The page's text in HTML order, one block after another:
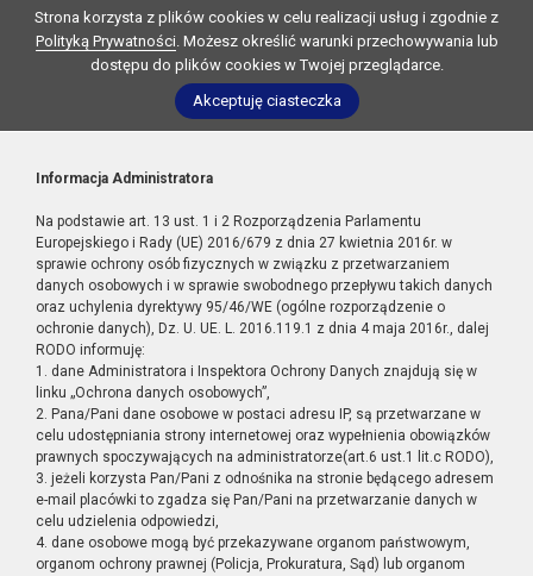
Strona korzysta z plików cookies w celu realizacji usług i zgodnie z
Polityką Prywatności. Możesz określić warunki przechowywania lub
dostępu do plików cookies w Twojej przeglądarce.
Akceptuję ciasteczka
Informacja Administratora
Na podstawie art. 13 ust. 1 i 2 Rozporządzenia Parlamentu
Europejskiego i Rady (UE) 2016/679 z dnia 27 kwietnia 2016r. w
sprawie ochrony osób fizycznych w związku z przetwarzaniem
danych osobowych i w sprawie swobodnego przepływu takich danych
oraz uchylenia dyrektywy 95/46/WE (ogólne rozporządzenie o
ochronie danych), Dz. U. UE. L. 2016.119.1 z dnia 4 maja 2016r., dalej
RODO informuję:
1. dane Administratora i Inspektora Ochrony Danych znajdują się w
linku „Ochrona danych osobowych”,
2. Pana/Pani dane osobowe w postaci adresu IP, są przetwarzane w
celu udostępniania strony internetowej oraz wypełnienia obowiązków
prawnych spoczywających na administratorze(art.6 ust.1 lit.c RODO),
3. jeżeli korzysta Pan/Pani z odnośnika na stronie będącego adresem
e-mail placówki to zgadza się Pan/Pani na przetwarzanie danych w
celu udzielenia odpowiedzi,
4. dane osobowe mogą być przekazywane organom państwowym,
organom ochrony prawnej (Policja, Prokuratura, Sąd) lub organom